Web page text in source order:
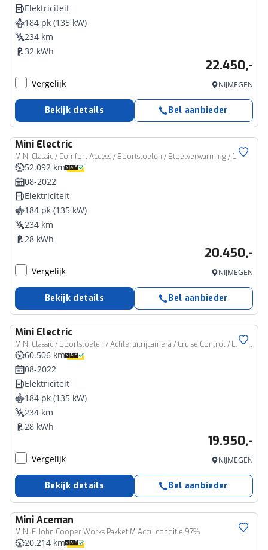
Elektriciteit
184 pk (135 kW)
234 km
32 kWh
22.450,-
Vergelijk NIJMEGEN
Bekijk details Bel aanbieder
Mini Electric
MINI Classic / Comfort Access / Sportstoelen / Stoelverwarming / Cruise Control / LED / 16" LM Victory Spoke zwart
52.092 km
08-2022
Elektriciteit
184 pk (135 kW)
234 km
28 kWh
20.450,-
Vergelijk NIJMEGEN
Bekijk details Bel aanbieder
Mini Electric
MINI Classic / Sportstoelen / Achteruitrijcamera / Cruise Control / LED / 16" LM Victory Spoke zwart
60.506 km
08-2022
Elektriciteit
184 pk (135 kW)
234 km
28 kWh
19.950,-
Vergelijk NIJMEGEN
Bekijk details Bel aanbieder
MiniAceman
MINI E John Cooper Works Pakket M Accu conditie 97%
20.214 km